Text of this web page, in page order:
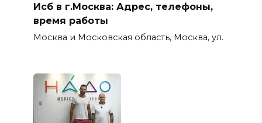
Исб в г.Москва: Адрес, телефоны,
время работы
Москва и Московская область, Москва, ул.